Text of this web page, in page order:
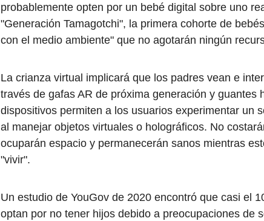
probablemente opten por un bebé digital sobre uno
"Generación Tamagotchi", la primera cohorte de
con el medio ambiente" que no agotarán ningún
La crianza virtual implicará que los padres vean e
través de gafas AR de próxima generación y guantes
dispositivos permiten a los usuarios experimentar un
al manejar objetos virtuales o holográficos. No
ocuparán espacio y permanecerán sanos mientras
"vivir".
Un estudio de YouGov de 2020 encontró que casi el
optan por no tener hijos debido a preocupaciones de